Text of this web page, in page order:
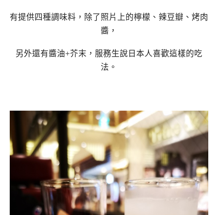
有提供四種調味料，除了照片上的檸檬、辣豆瓣、烤肉
醬，
另外還有醬油+芥末，服務生說日本人喜歡這樣的吃
法。